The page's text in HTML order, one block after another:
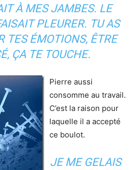
À MES JAMBES. LE
PLEURER. TU AS
TES ÉMOTIONS, ÊTRE
ÇA TE TOUCHE.
Pierre aussi
consomme au travail.
C’est la raison pour
laquelle il a accepté
ce boulot.
JE ME GELAIS